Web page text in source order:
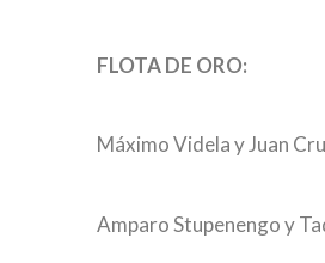
FLOTA DE ORO:
Máximo Videla y Juan
Amparo Stupenengo y